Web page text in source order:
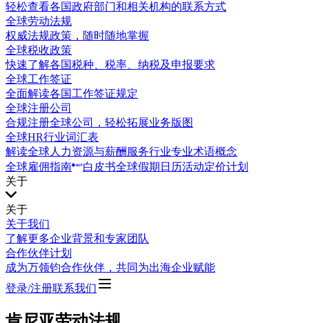
轻松查看各国政府部门和相关机构的联系方式
全球劳动法规
权威法规政策，随时随地掌握
全球税收政策
快速了解各国税种、税率、纳税及申报要求
全球工作签证
全面解读各国工作签证规定
全球注册公司
合规注册全球公司，轻松拓展业务版图
全球HR行业词汇表
解读全球人力资源与薪酬服务行业专业术语概念
全球雇佣指南
白皮书全球假期日历活动定价计划
关于
关于
关于我们
了解更多企业背景和专家团队
合作伙伴计划
成为万领钧合作伙伴，共同为出海企业赋能
登录/注册联系我们